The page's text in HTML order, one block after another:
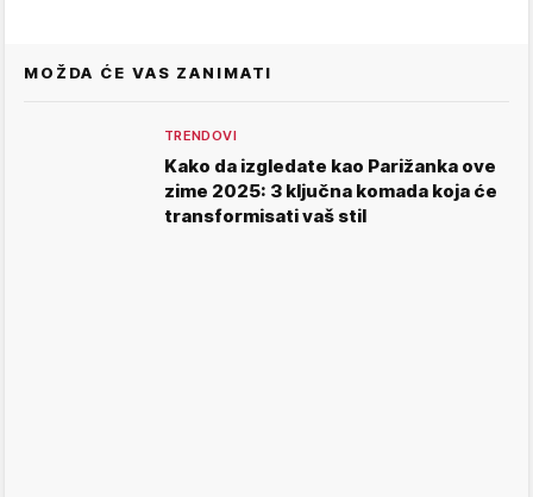
MOŽDA ĆE VAS ZANIMATI
TRENDOVI
Kako da izgledate kao Parižanka ove
zime 2025: 3 ključna komada koja će
transformisati vaš stil